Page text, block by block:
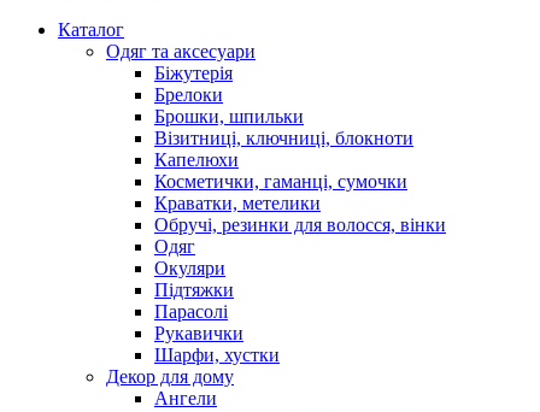
Каталог
Oдяг та аксесуари
Біжутерія
Брелоки
Брошки, шпильки
Візитниці, ключниці, блокноти
Капелюхи
Косметички, гаманці, сумочки
Краватки, метелики
Обручі, резинки для волосся, вінки
Одяг
Окуляри
Підтяжки
Парасолі
Рукавички
Шарфи, хустки
Декор для дому
Ангели